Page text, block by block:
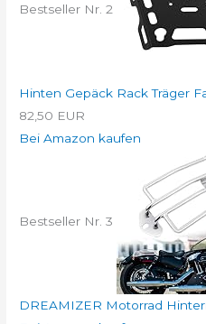
Bestseller Nr. 2
Hinten Gepäck Rack Träger
82,50 EUR
Bei Amazon kaufen
Bestseller Nr. 3
DREAMIZER Motorrad